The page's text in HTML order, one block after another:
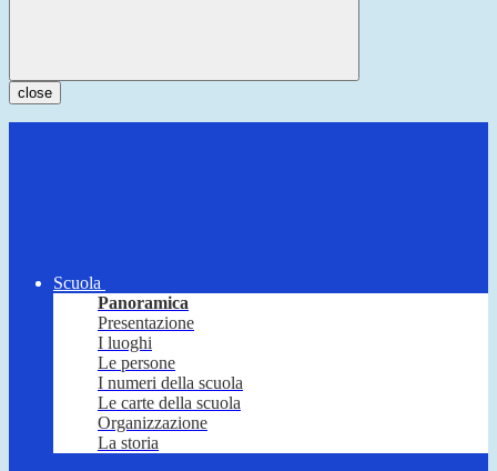
close
Scuola
Panoramica
Presentazione
I luoghi
Le persone
I numeri della scuola
Le carte della scuola
Organizzazione
La storia